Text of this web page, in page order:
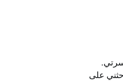
حثني على